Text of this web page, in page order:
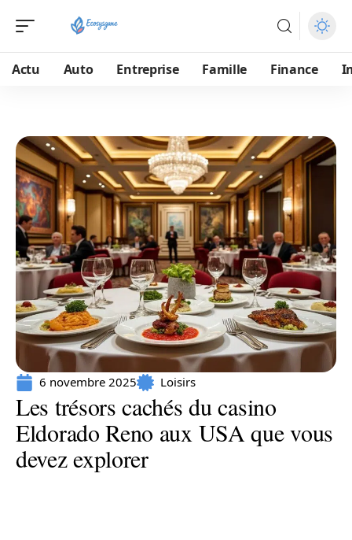
Actu Auto Entreprise Famille Finance
6 novembre 2025 Loisirs
Les trésors cachés du casino
Eldorado Reno aux USA que vous
devez explorer